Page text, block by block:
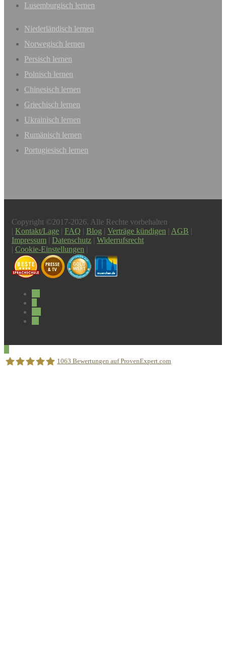
Lusemburgisch lernen
Niederländisch lernen
Norwegisch lernen
Persisch lernen
Polnisch lernen
Chinesisch lernen
Griechisch lernen
Ukrainisch lernen
Rumänisch lernen
Portugiesisch lernen
Copyright ©2017-2026. Alle Rechte vorbehalten
| Kontakt/Lage | FAQ | Blog | Verträge kündigen | AGB |
Impressum | Datenschutz | Widerrufsrecht
| Cookie-Einstellungen |
1063 Bewertungen auf ProvenExpert.com